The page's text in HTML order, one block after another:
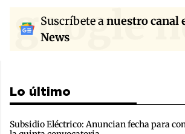
google
Suscríbete anuestro canal
News
Lo último
Subsidio Eléctrico: Anuncian fecha para